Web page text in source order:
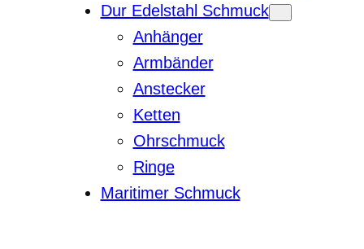
Dur Edelstahl Schmuck
Anhänger
Armbänder
Anstecker
Ketten
Ohrschmuck
Ringe
Maritimer Schmuck